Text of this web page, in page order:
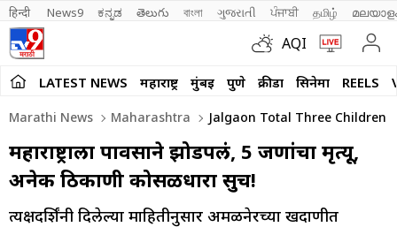
हिन्दी News9 ಕನ್ನಡ తెలుగు বাংলা ગુજરાતી ਪੰਜਾਬੀ தமிழ்
AQI
LATEST NEWS महाराष्ट्र मुंबई पुणे क्रीडा सिनेमा REELS
Marathi News Maharashtra Jalgaon Total Three Children
महाराष्ट्राला पावसाने झोडपलं, 5 जणांचा मृत्यू,
अनेक ठिकाणी कोसळधारा सुरूच!
प्रत्यक्षदर्शिंनी दिलेल्या माहितीनुसार अमळनेरच्या खदाणीत